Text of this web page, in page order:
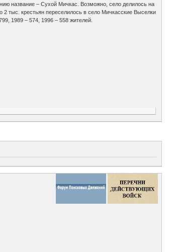
название – Сухой Мичкас. Возможно, село делилось на
тыс. крестьян переселилось в село Мичкасские Выселки
1989 – 574, 1996 – 558 жителей.